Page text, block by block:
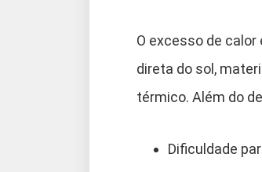
O excesso de
direta do sol,
térmico. Além do
Dificuldade